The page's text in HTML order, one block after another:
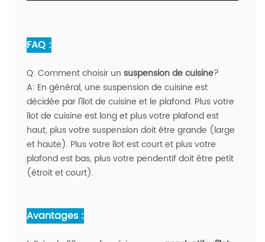
FAQ :
Q: Comment choisir un suspension de cuisine?
A: En général, une suspension de cuisine est
décidée par l'îlot de cuisine et le plafond. Plus votre
îlot de cuisine est long et plus votre plafond est
haut, plus votre suspension doit être grande (large
et haute). Plus votre îlot est court et plus votre
plafond est bas, plus votre pendentif doit être petit
(étroit et court).
Avantages :